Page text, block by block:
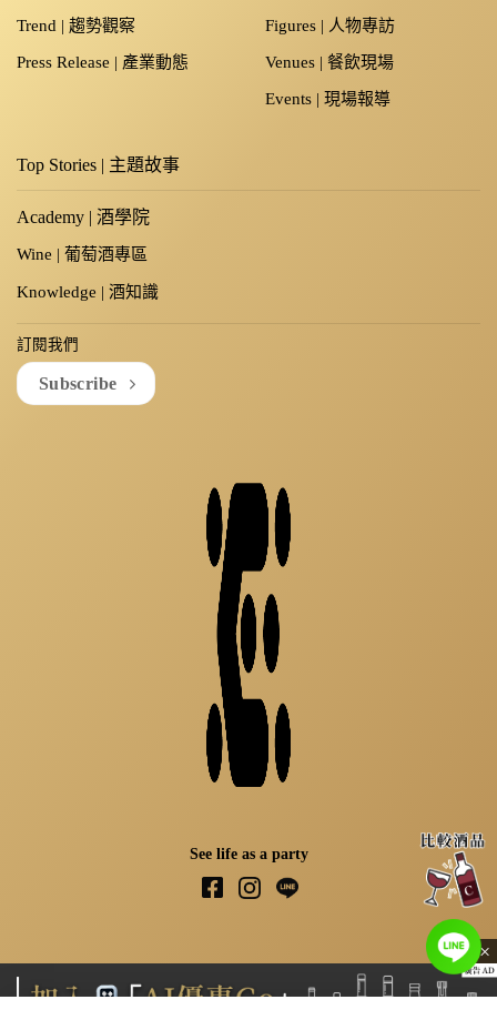
See life as a party
Trend | 趨勢觀察
Press Release | 產業動態
Figures | 人物專訪
Venues | 餐飲現場
Events | 現場報導
Top Stories | 主題故事
Academy | 酒學院
Wine | 葡萄酒專區
Knowledge | 酒知識
訂閱我們
Subscribe
×